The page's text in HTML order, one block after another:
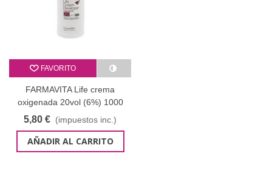
FAVORITO
FARMAVITA Life crema
oxigenada 20vol (6%) 1000
5,80 € (impuestos inc.)
AÑADIR AL CARRITO